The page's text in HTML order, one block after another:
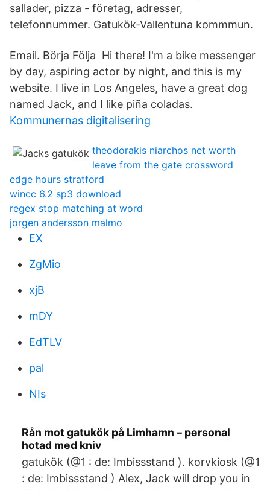
sallader, pizza - företag, adresser,
telefonnummer. Gatukök-Vallentuna kommmun.
Email. Börja Följa Hi there! I'm a bike messenger
by day, aspiring actor by night, and this is my
website. I live in Los Angeles, have a great dog
named Jack, and I like piña coladas.
Kommunernas digitalisering
theodorakis niarchos net worth
leave from the gate crossword
edge hours stratford
wincc 6.2 sp3 download
regex stop matching at word
jorgen andersson malmo
EX
ZgMio
xjB
mDY
EdTLV
pal
NIs
Rån mot gatukök på Limhamn – personal
hotad med kniv
gatukök (@1 : de: Imbissstand ). korvkiosk (@1
: de: Imbissstand ) Alex, Jack will drop you in